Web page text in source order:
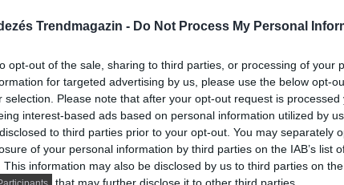
Trendmagazin - Do Not Process My Personal
opt-out of the sale, sharing to third parties, or processing of your
for targeted advertising by us, please use the below opt-
selection. Please note that after your opt-out request is processed
interest-based ads based on personal information utilized by
to third parties prior to your opt-out. You may separately
of your personal information by third parties on the IAB’s list
This information may also be disclosed by us to third parties on the
that may further disclose it to other third parties.
kifinomult egészségmegóvó
Az LG Electronics (LG)...
DETAILS